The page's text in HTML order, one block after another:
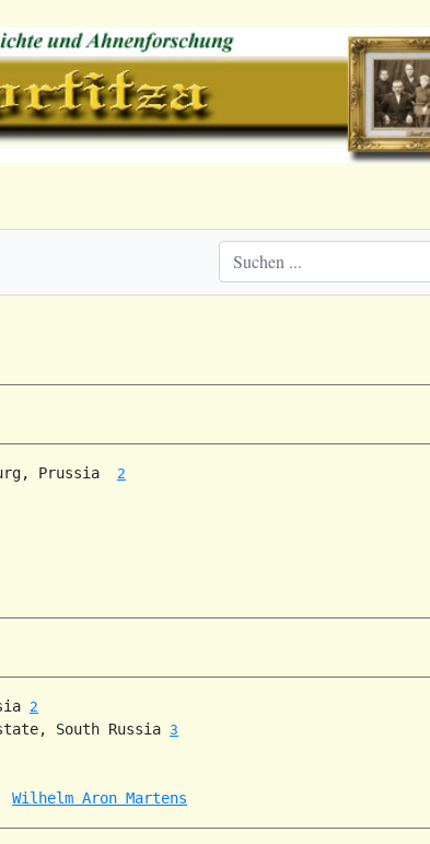
Prussia 2
2
South Russia
3
Wilhelm Aron Martens